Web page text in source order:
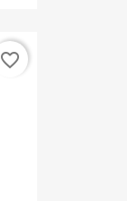
favorite_border